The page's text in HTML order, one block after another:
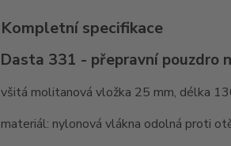
Kompletní specifikace
Dasta 331 - přepravní pouzdro
všitá molitanová vložka 25 mm, délka
materiál: nylonová vlákna odolná proti